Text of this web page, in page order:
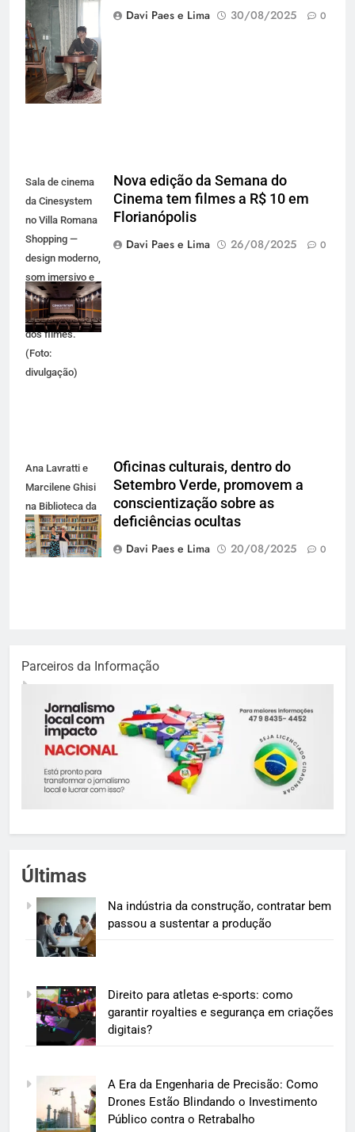
em setembro no
Brasil com a
turnê K-Drama
Concert (Foto:
Divulgação)
Davi Paes e Lima 30/08/2025 0
Sala de cinema
da Cinesystem
no Villa Romana
Shopping —
design moderno,
som imersivo e
conforto para
viver a magia
dos filmes.
(Foto:
divulgação)
Nova edição da Semana do
Cinema tem filmes a R$ 10 em
Florianópolis
Davi Paes e Lima
26/08/2025 0
Ana Lavratti e
Marcilene Ghisi
na Biblioteca da
ACIC (FOTO
DIVULGAÇÃO)
Oficinas culturais, dentro do
Setembro Verde, promovem a
conscientização sobre as
deficiências ocultas
Davi Paes e Lima
20/08/2025 0
Parceiros da Informação
Últimas
Na indústria da construção, contratar bem
passou a sustentar a produção
Direito para atletas e-sports: como
garantir royalties e segurança em criações
digitais?
A Era da Engenharia de Precisão: Como
Drones Estão Blindando o Investimento
Público contra o Retrabalho